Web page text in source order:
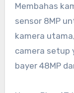
Membahas
sensor 8MP
kamera
camera setup
bayer 48MP